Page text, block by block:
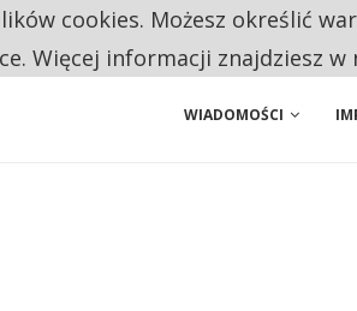
62 ZGŁOSZENIA. WIELU KANDYDATÓW
WIADOMOŚCI
cookies. Możesz określić
Więcej informacji znajdziesz w